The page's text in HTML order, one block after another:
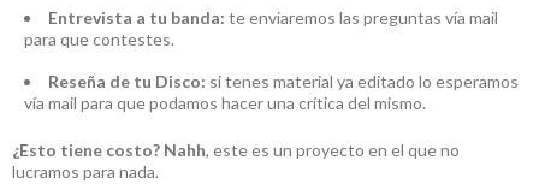
Entrevista a tu banda: te enviaremos las preguntas vía mail
para que contestes.
Reseña de tu Disco: si tenes material ya editado lo esperamos
vía mail para que podamos hacer una crítica del mismo.
¿Esto tiene costo? Nahh, este es un proyecto en el que no
lucramos para nada.